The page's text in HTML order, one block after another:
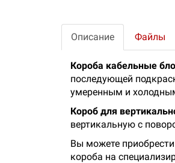
Описание Файлы
Короба кабельные
последующей
умеренным и
Короб для
вертикальную с
Вы можете
короба на